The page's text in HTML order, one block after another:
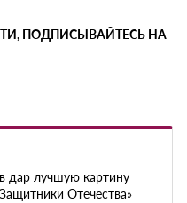
ПОДПИСЫВАЙТЕСЬ НА
дар лучшую картину
Отечества»